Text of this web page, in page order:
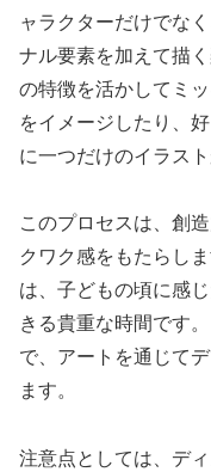
ャラクターだけでな
ナル要素を加えて描
の特徴を活かしてミ
をイメージしたり、
に一つだけのイラスト
このプロセスは、創
クワク感をもたらし
は、子どもの頃に感
きる貴重な時間です
で、アートを通じて
ます。
注意点としては、デ